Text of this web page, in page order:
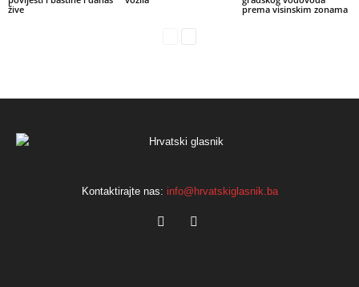
žive
prema visinskim zonama
Kontaktirajte nas: info@hrvatskiglasnik.ba